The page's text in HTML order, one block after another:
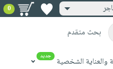
0
بحث متقدم
والعناية الشخصية جديد